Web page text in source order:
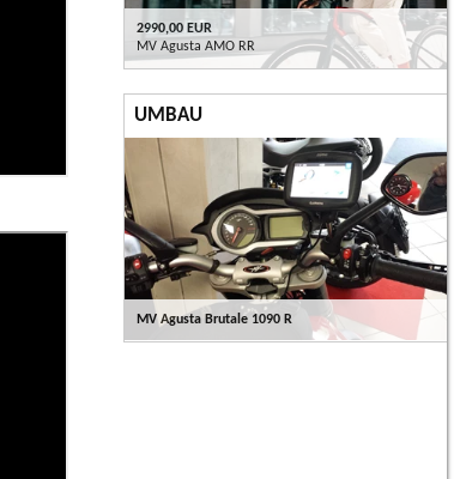
2990,00 EUR
MV Agusta AMO RR
UMBAU
MV Agusta Brutale 1090 R